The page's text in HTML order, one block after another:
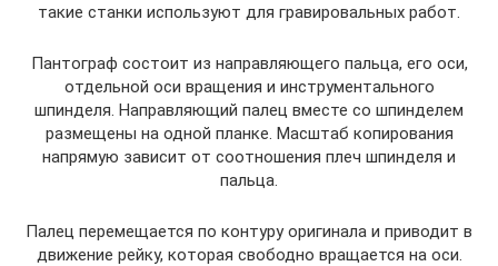
такие станки используют для гравировальных работ.
Пантограф состоит из направляющего пальца, его оси,
отдельной оси вращения и инструментального
шпинделя. Направляющий палец вместе со шпинделем
размещены на одной планке. Масштаб копирования
напрямую зависит от соотношения плеч шпинделя и
пальца.
Палец перемещается по контуру оригинала и приводит в
движение рейку, которая свободно вращается на оси.